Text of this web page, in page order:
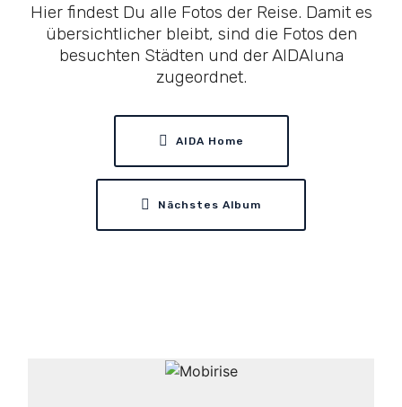
Hier findest Du alle Fotos der Reise. Damit es
übersichtlicher bleibt, sind die Fotos den
besuchten Städten und der AIDAluna
zugeordnet.
AIDA Home
Nächstes Album